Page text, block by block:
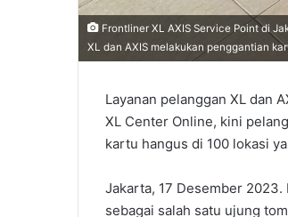
Frontliner XL AXIS Service Point di
XL dan AXIS melakukan penggantian
Layanan pelanggan XL dan
XL Center Online, kini
kartu hangus di 100 lokasi
Jakarta, 17 Desember 2023.
sebagai salah satu ujung